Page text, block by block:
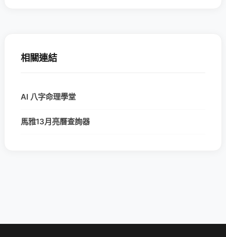
相關連結
AI 八字命理學堂
馬雅13月亮曆查詢器